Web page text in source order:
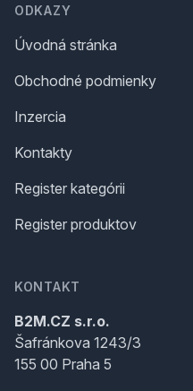
ODKAZY
Úvodná stránka
Obchodné podmienky
Inzercia
Kontakty
Register kategórii
Register produktov
KONTAKT
B2M.CZ s.r.o.
Šafránkova 1243/3
155 00 Praha 5